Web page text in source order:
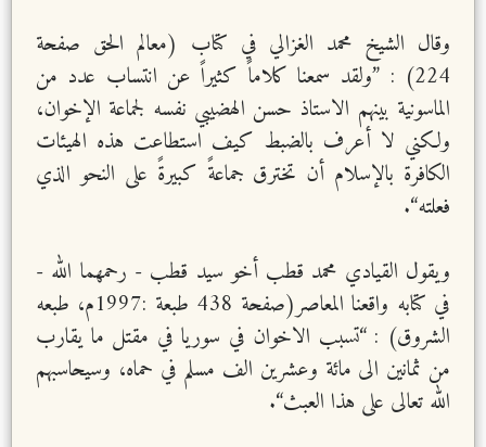
وقال الشيخ محمد الغزالي في كتاب (معالم الحق صفحة
224) : ”ولقد سمعنا كلاماً كثيراً عن انتساب عدد من
الماسونية بينهم الاستاذ حسن الهضيبي نفسه لجماعة الإخوان،
ولكني لا أعرف بالضبط كيف استطاعت هذه الهيئات
الكافرة بالإسلام أن تخترق جماعةً كبيرةً على النحو الذي
فعلته“.
ويقول القيادي محمد قطب أخو سيد قطب - رحمهما الله -
في كتابه واقعنا المعاصر(صفحة 438 طبعة :1997م، طبعه
الشروق) : “تسبب الاخوان في سوريا في مقتل ما يقارب
من ثمانين الى مائة وعشرين الف مسلم في حماه، وسيحاسبهم
الله تعالى على هذا العبث“.